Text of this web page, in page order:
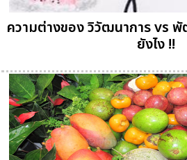
ความต่างของ วิวัฒนาการ vs
ยังไง !!